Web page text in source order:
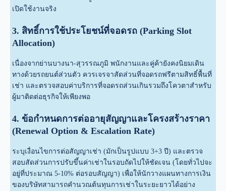
เปิดใช้งานจริง
3. สิทธิ์การใช้ประโยชน์ที่จอดรถ (Parking Slot
Allocation)
เนื่องจากย่านบางนา-สุวรรณภูมิ พนักงานและคู่ค้ายังคงนิยมเดิน
ทางด้วยรถยนต์ส่วนตัว ควรเจรจาสัดส่วนที่จอดรถฟรีตามสิทธิ์พื้นที่
เช่า และตรวจสอบค่าบริการที่จอดรถส่วนเกินรวมถึงโควตาสำหรับ
ผู้มาติดต่อธุรกิจให้เพียงพอ
4. ข้อกำหนดการต่ออายุสัญญาและโครงสร้างราคา
(Renewal Option & Escalation Rate)
ระบุเงื่อนไขการต่อสัญญาเช่า (มักเป็นรูปแบบ 3+3 ปี) และตรวจ
สอบสัดส่วนการปรับขึ้นค่าเช่าในรอบถัดไปให้ชัดเจน (โดยทั่วไปจะ
อยู่ที่ประมาณ 5-10% ต่อรอบสัญญา) เพื่อให้นักวางแผนทางการเงิน
ของบริษัทสามารถคำนวณต้นทุนการเช่าในระยะยาวได้อย่าง